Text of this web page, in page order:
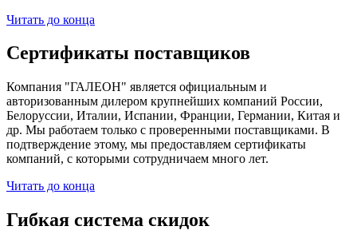
Читать до конца
Сертификаты поставщиков
Компания "ГАЛЕОН" является официальным и
авторизованным дилером крупнейших компаний России,
Белоруссии, Италии, Испании, Франции, Германии, Китая и
др. Мы работаем только с проверенными поставщиками. В
подтверждение этому, мы предоставляем сертификаты
компаний, с которыми сотрудничаем много лет.
Читать до конца
Гибкая система скидок